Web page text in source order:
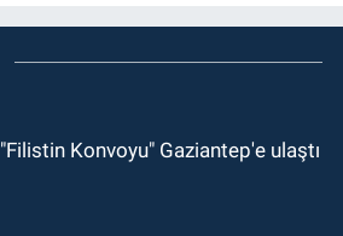
"Filistin Konvoyu" Gaziantep'e ulaştı